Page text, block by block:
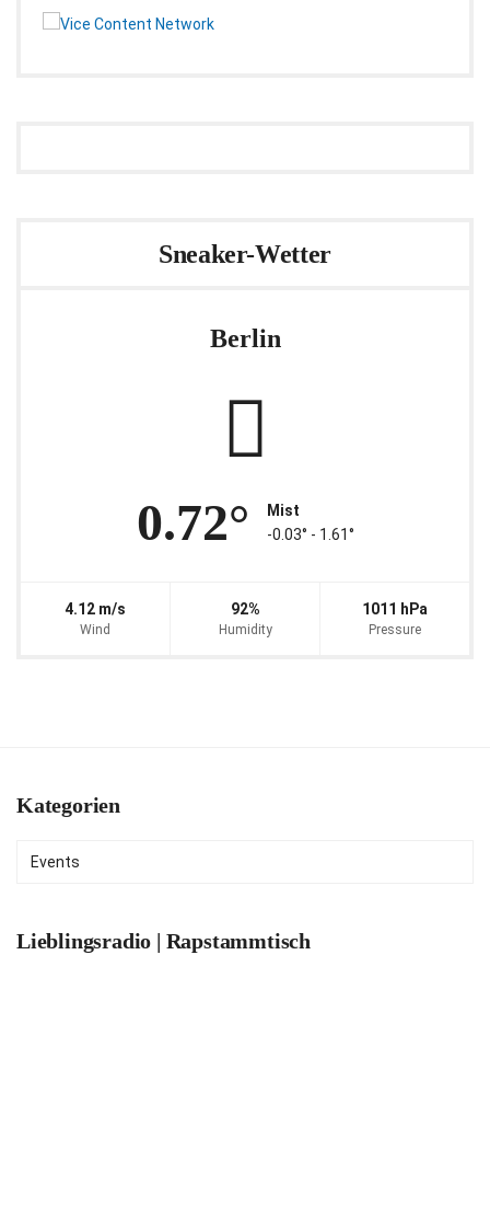
Sneaker-Wetter
Berlin
0.72°
Mist
-0.03° ‐ 1.61°
4.12 m/s
Wind
92%
Humidity
1011 hPa
Pressure
Kategorien
Kategorien
Lieblingsradio | Rapstammtisch